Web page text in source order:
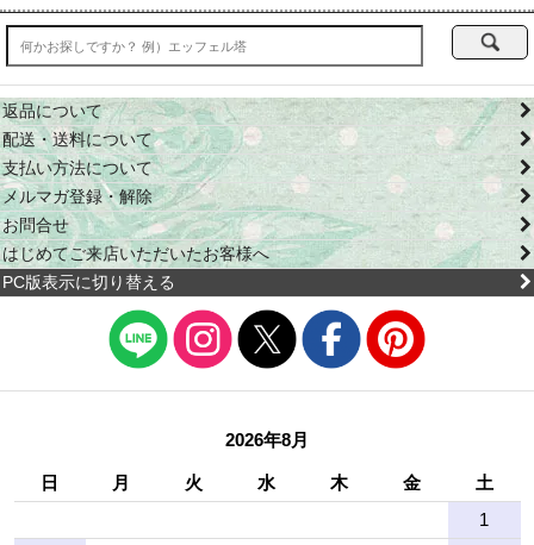
返品について
配送・送料について
支払い方法について
メルマガ登録・解除
お問合せ
はじめてご来店いただいたお客様へ
PC版表示に切り替える
2026年8月
日 月 火 水 木 金
土
1